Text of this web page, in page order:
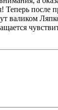
после
валиком